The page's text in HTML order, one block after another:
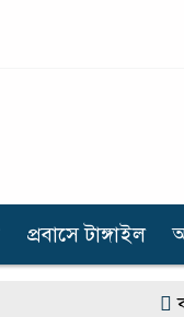
প্রবাসে টাঙ্গাইল